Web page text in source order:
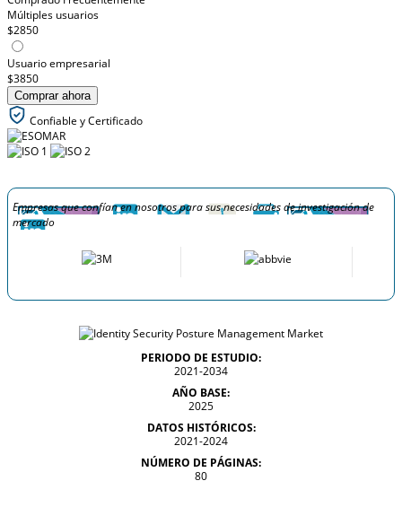
Múltiples usuarios
$2850
Usuario empresarial
$3850
Comprar ahora
Confiable y Certificado
Empresas que confían en nosotros para sus necesidades de investigación de
mercado
PERIODO DE ESTUDIO:
2021-2034
AÑO BASE:
2025
DATOS HISTÓRICOS:
2021-2024
NÚMERO DE PÁGINAS:
80